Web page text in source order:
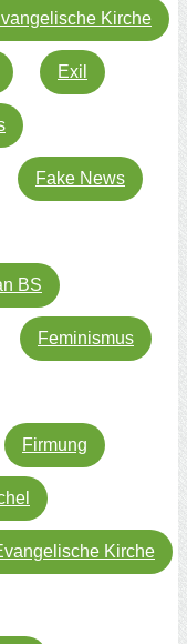
Kirche
Exil
Fake News
BS
Feminismus
Firmung
Kirche